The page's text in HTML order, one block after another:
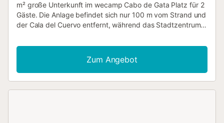
m² große Unterkunft im wecamp Cabo de Gata Platz für 2
Gäste. Die Anlage befindet sich nur 100 m vom Strand und
der Cala del Cuervo entfernt, während das Stadtzentrum
mit einem Doppelbett, ein Badezimmer sowie eine
Klimaanlage für ein angenehmes Raumklima. Ihnen steht
ein Gemeinschaftsküchenbereich zur Verfügung, und eine
Kaffeemaschine sowie eine Minibar sind ebenfalls
Zum Angebot